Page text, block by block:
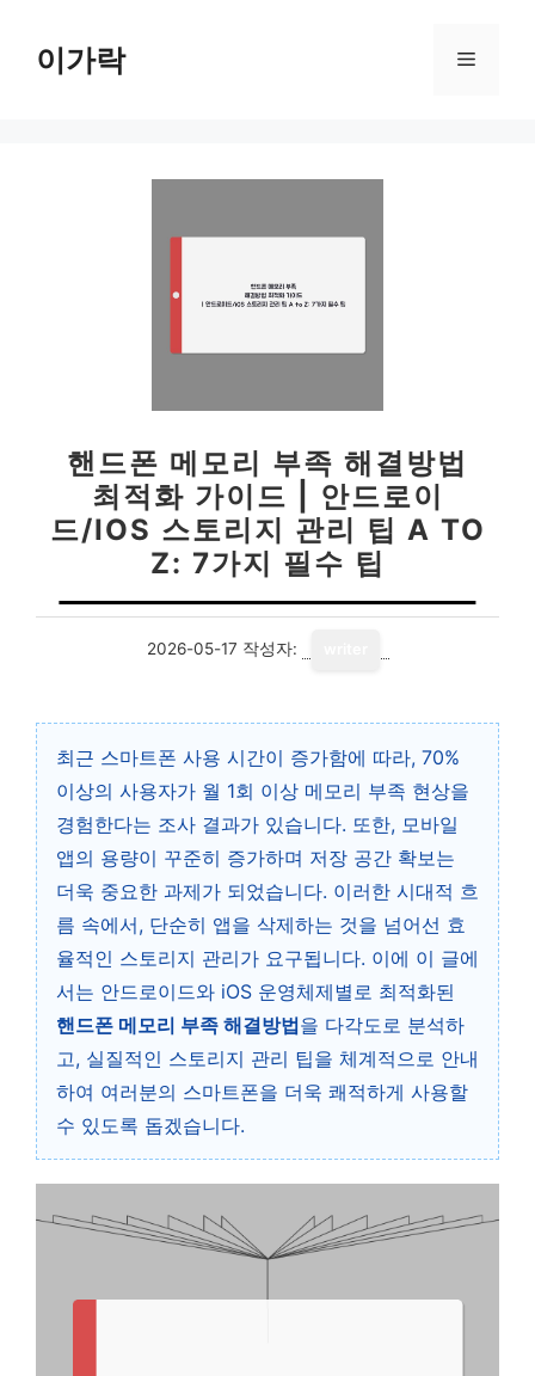
이가락 메
핸드폰 메모리 부족 해결방법
최적화 가이드 | 안드로이
드/IOS 스토리지 관리 팁 A TO
Z: 7가지 필수 팁
2026-05-17 작성자:
최근 스마트폰 사용 시간이 증가함에 따라, 70%
이상의 사용자가 월 1회 이상 메모리 부족 현상을
경험한다는 조사 결과가 있습니다. 또한, 모바일
앱의 용량이 꾸준히 증가하며 저장 공간 확보는
더욱 중요한 과제가 되었습니다. 이러한 시대적 흐
름 속에서, 단순히 앱을 삭제하는 것을 넘어선 효
율적인 스토리지 관리가 요구됩니다. 이에 이 글에
서는 안드로이드와 iOS 운영체제별로 최적화된
핸드폰 메모리 부족 해결방법을 다각도로 분석하
고, 실질적인 스토리지 관리 팁을 체계적으로 안내
하여 여러분의 스마트폰을 더욱 쾌적하게 사용할
수 있도록 돕겠습니다.